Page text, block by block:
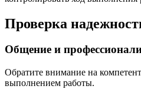
Проверка
Общение и
Обратите внимание на
выполнением работы.